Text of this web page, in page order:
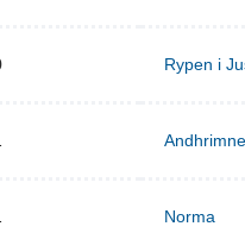
Rypen i
Norma